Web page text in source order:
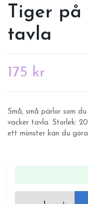
Tiger
tavla
175 kr
Små, små pärlor som
vacker tavla. Storlek:
ett mönster kan du